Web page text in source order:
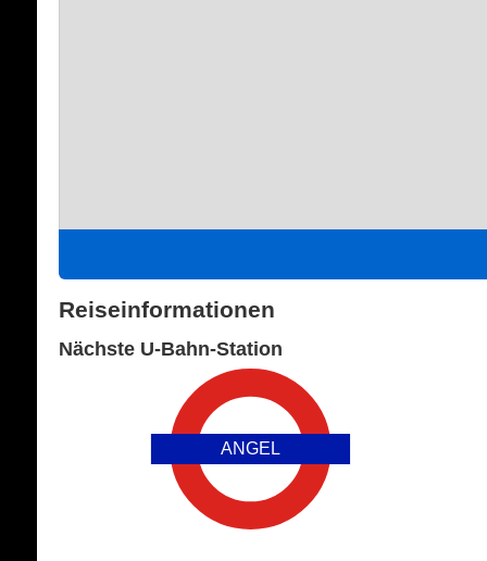
Reiseinformationen
Nächste U-Bahn-Station
ANGEL